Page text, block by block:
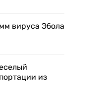
вируса Эбола
из